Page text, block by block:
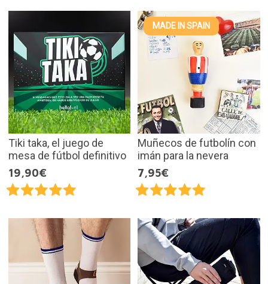
Tiki taka, el juego de
mesa de fútbol definitivo
19,90€
MADE IN SPAIN
Muñecos de futbolín con
imán para la nevera
7,95€